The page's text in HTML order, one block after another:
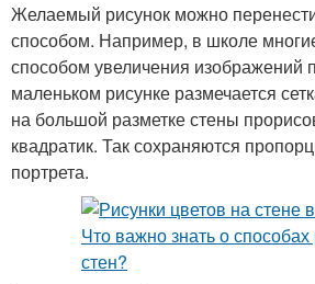
Желаемый рисунок можно
способом. Например, в школе
способом увеличения изображений
маленьком рисунке размечается
на большой разметке стены
квадратик. Так сохраняются
портрета.